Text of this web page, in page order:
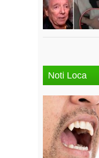
Noti Loca